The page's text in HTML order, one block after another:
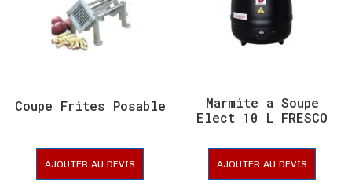
Coupe Frites Posable
AJOUTER AU DEVIS
Marmite a Soupe
Elect 10 L FRESCO
AJOUTER AU DEVIS